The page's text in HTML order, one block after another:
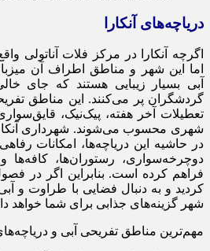
دریاچه‌های آنکارا
اگرچه آنکارا در مرکز فلات آناتولی
اما این شهر و مناطق اطراف آن
آبی بسیار زیبایی هستند که جای
گردشگران پر می‌کنند. این مناطق
تعطیلات آخر هفته، پیک‌نیک،
شهری محسوب می‌شوند. شهرداری
در حاشیه این دریاچه‌ها، امکانات
دوچرخه‌سواری، رستوران‌ها،
فراهم کرده است. بنابراین اگر در
کردید و به دنبال فضایی با طراوت و
شهر گزینه‌های جذابی برای شما خواهد
مهم‌ترین مناطق تفریحی آبی و